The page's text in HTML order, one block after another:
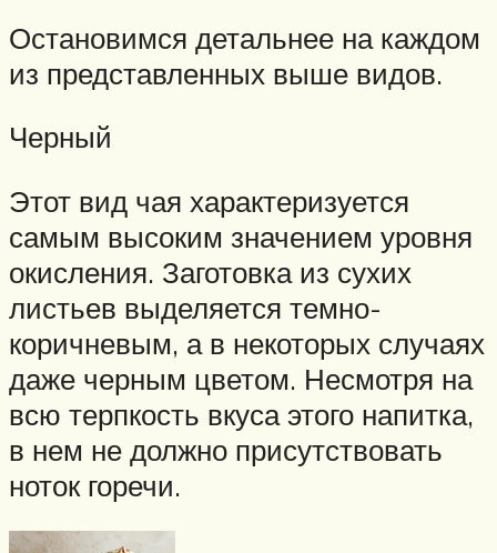
Остановимся детальнее на каждом
из представленных выше видов.
Черный
Этот вид чая характеризуется
самым высоким значением уровня
окисления. Заготовка из сухих
листьев выделяется темно-
коричневым, а в некоторых случаях
даже черным цветом. Несмотря на
всю терпкость вкуса этого напитка,
в нем не должно присутствовать
ноток горечи.